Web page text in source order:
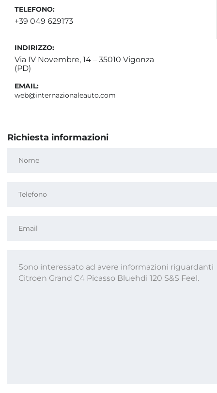
TELEFONO:
+39 049 629173
INDIRIZZO:
Via IV Novembre, 14 – 35010 Vigonza
(PD)
EMAIL:
web@internazionaleauto.com
Richiesta informazioni